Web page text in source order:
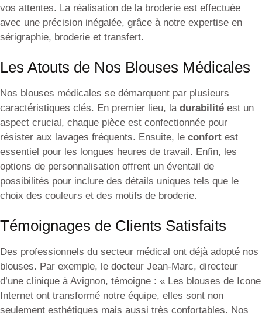
vos attentes. La réalisation de la broderie est effectuée
avec une précision inégalée, grâce à notre expertise en
sérigraphie, broderie et transfert.
Les Atouts de Nos Blouses Médicales
Nos blouses médicales se démarquent par plusieurs
caractéristiques clés. En premier lieu, la durabilité est un
aspect crucial, chaque pièce est confectionnée pour
résister aux lavages fréquents. Ensuite, le confort est
essentiel pour les longues heures de travail. Enfin, les
options de personnalisation offrent un éventail de
possibilités pour inclure des détails uniques tels que le
choix des couleurs et des motifs de broderie.
Témoignages de Clients Satisfaits
Des professionnels du secteur médical ont déjà adopté nos
blouses. Par exemple, le docteur Jean-Marc, directeur
d’une clinique à Avignon, témoigne : « Les blouses de Icone
Internet ont transformé notre équipe, elles sont non
seulement esthétiques mais aussi très confortables. Nos